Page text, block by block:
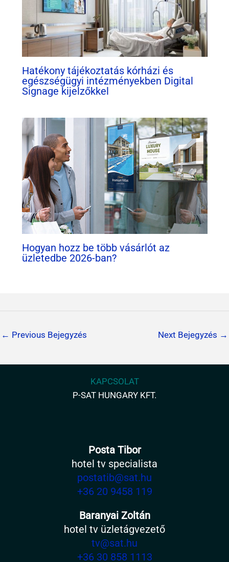
Hatékony tájékoztatás kórházi és
egészségügyi intézményekben Digital
Signage kijelzőkkel
Hogyan hozz be több vásárlót az
üzletedbe 2026-ban?
← Previous Bejegyzés Next Bejegyzés →
KAPCSOLAT
P-SAT HUNGARY KFT.
Posta Tibor
hotel tv specialista
postatib@sat.hu
+36 20 9458 119
Baranyai Zoltán
hotel tv üzletágvezető
tv@sat.hu
+36 30 858 1113